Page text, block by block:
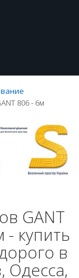
806 - 6м
GANT
- купить
в
Одесса,